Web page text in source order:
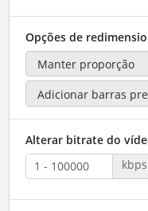
Opções de
Alterar bitrate do
kbps